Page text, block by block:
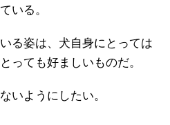
いる。
る姿は、犬自身にとっては
っても好ましいものだ。
いようにしたい。